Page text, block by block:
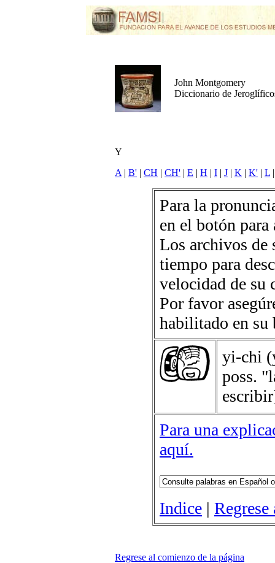
John Montgomery
Diccionario de
Y
A | B' | CH | CH' | E | H | I | J | K | K' | L
Para la
en el botón
Los archivos de
tiempo para
velocidad de su
Por favor
habilitado en su
yi-chi (
poss.
Para una
aquí.
Indice | Regrese
Regrese al comienzo de la página